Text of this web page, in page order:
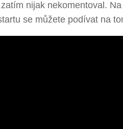
nijak nekomentoval.
se můžete podívat na